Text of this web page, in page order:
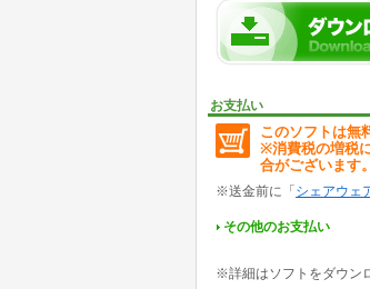
・「You must install
「Download it now」を
・「Windowsによって
「詳細情報」 をクリッ
・任意のプリンタを選択:
・プリンタのプロパティ
・印刷設定:通常使うプ
・テスト印刷:通常使う
・印刷設定:通常使うプ
・「終了」:プログラムを
詳細な説明や最新版のダ
お支払い
このソフトは無
※消費税の増税
合がございます
※送金前に「 シェアウェ
その他のお支払い
※詳細はソフトをダウン